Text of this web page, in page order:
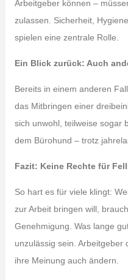
Arbeitgeber können –
zulassen. Sicherheit,
spielen eine zentrale Rolle.
Ein Blick zurück: Auch
Bereits in einem anderen
das Mitbringen einer
sich unwohl, teilweise sogar
dem Bürohund – trotz
Fazit: Keine Rechte für
So hart es für viele klingt:
zur Arbeit bringen will,
Genehmigung. Was lange
unzulässig sein.
ihre Meinung auch ändern.